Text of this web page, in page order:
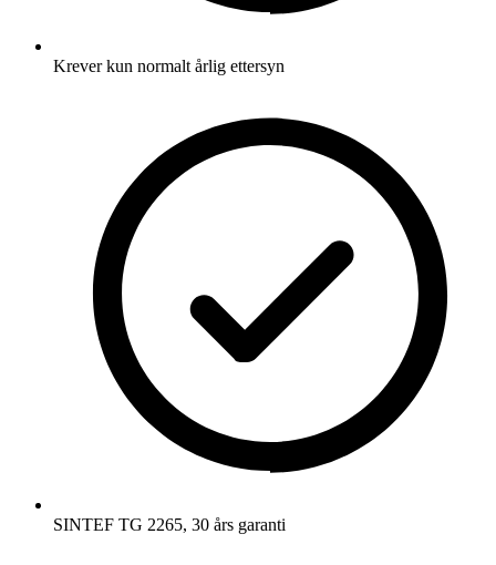
Krever kun normalt årlig ettersyn
SINTEF TG 2265, 30 års garanti